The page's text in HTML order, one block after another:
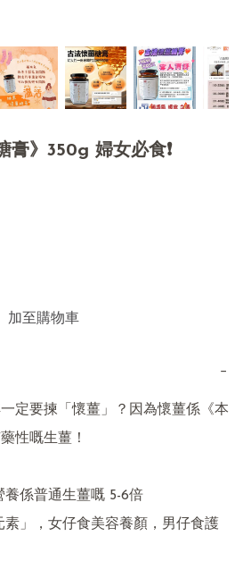
》350g 婦女必食❗️
加至購物車
−
定要揀「懷薑」？因為懷薑係《本
性嘅生薑！